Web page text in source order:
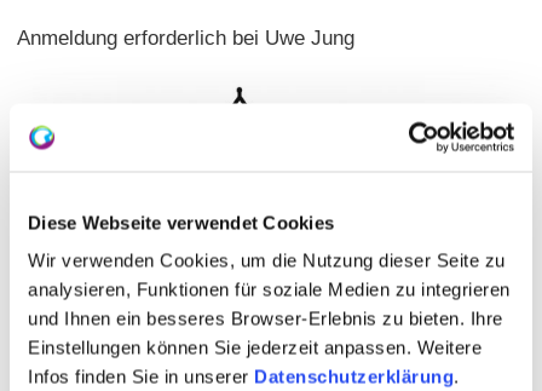
Diese Webseite verwendet Cookies
Wir verwenden Cookies, um die Nutzung dieser Seite zu
analysieren, Funktionen für soziale Medien zu integrieren
und Ihnen ein besseres Browser-Erlebnis zu bieten. Ihre
Einstellungen können Sie jederzeit anpassen. Weitere
Infos finden Sie in unserer Datenschutzerklärung.
Anmeldung erforderlich bei Uwe Jung